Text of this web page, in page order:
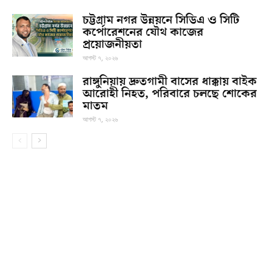
চট্টগ্রাম নগর উন্নয়নে সিডিএ ও সিটি
কর্পোরেশনের যৌথ কাজের
প্রয়োজনীয়তা
আগস্ট ৭, ২০২৬
রাঙ্গুনিয়ায় দ্রুতগামী বাসের ধাক্কায় বাইক
আরোহী নিহত, পরিবারে চলছে শোকের
মাতম
আগস্ট ৭, ২০২৬